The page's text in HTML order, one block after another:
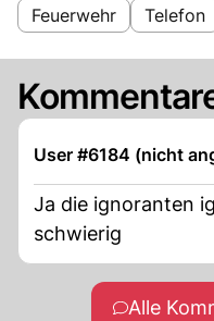
Feuerwehr Telefon
User #6184 (nicht
Ja die ignoranten
schwierig
Alle